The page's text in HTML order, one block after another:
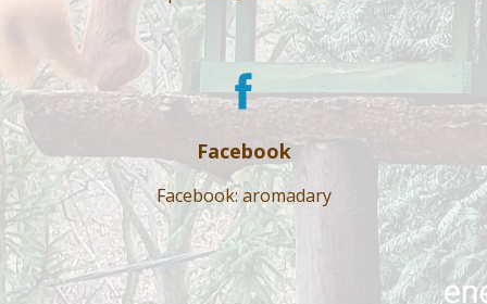
Facebook
Facebook: aromadary